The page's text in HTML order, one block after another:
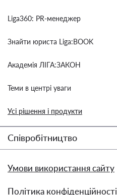
Liga360: PR-менеджер
Знайти юриста Liga:BOOK
Академія ЛІГА:ЗАКОН
Теми в центрі уваги
Усі рішення і продукти
Співробітництво
Умови використання сайту
Політика конфіденційності